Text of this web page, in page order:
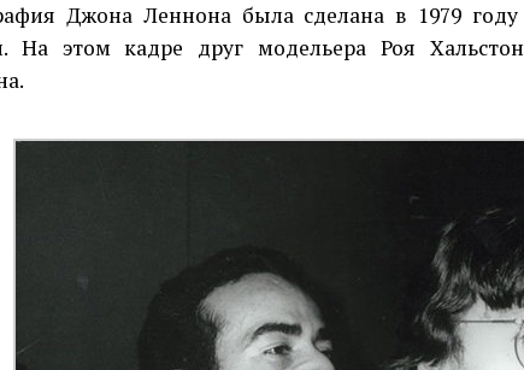
Джона Леннона была сделана в 1979
На этом кадре друг модельера Роя